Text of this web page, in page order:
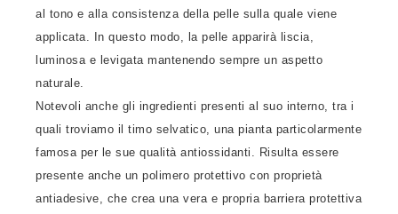
al tono e alla consistenza della pelle sulla quale viene
applicata. In questo modo, la pelle apparirà liscia,
luminosa e levigata mantenendo sempre un aspetto
naturale.
Notevoli anche gli ingredienti presenti al suo interno, tra i
quali troviamo il timo selvatico, una pianta particolarmente
famosa per le sue qualità antiossidanti. Risulta essere
presente anche un polimero protettivo con proprietà
antiadesive, che crea una vera e propria barriera protettiva